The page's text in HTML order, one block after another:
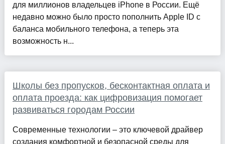
для миллионов владельцев iPhone в России. Ещё
недавно можно было просто пополнить Apple ID с
баланса мобильного телефона, а теперь эта
возможность н...
Школы без пропусков, бесконтактная оплата и
оплата проезда: как цифровизация помогает
развиваться городам России
Современные технологии – это ключевой драйвер
создания комфортной и безопасной среды для